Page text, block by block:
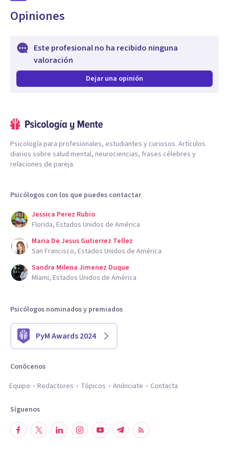
Opiniones
Este profesional no ha recibido ninguna
valoración
Dejar una opinión
Psicología para profesionales, estudiantes y curiosos. Artículos
diarios sobre salud mental, neurociencias, frases célebres y
relaciones de pareja.
Psicólogos con los que puedes contactar
Jessica Perez Rubio
Florida, Estados Unidos de América
Maria De Jesus Gutierrez Tellez
San Francisco, Estados Unidos de América
Sandra Milena Jimenez Duque
Miami, Estados Unidos de América
Psicólogos nominados y premiados
PyM Awards 2024
Conócenos
Equipo
Redactores Tópicos Anúnciate Contacta
Síguenos